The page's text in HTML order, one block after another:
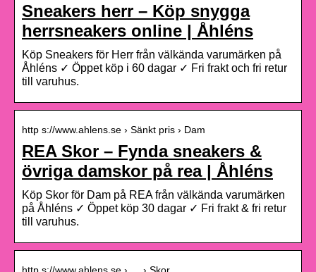
Sneakers herr – Köp snygga
herrsneakers online | Åhléns
Köp Sneakers för Herr från välkända varumärken på
Åhléns ✓ Öppet köp i 60 dagar ✓ Fri frakt och fri retur
till varuhus.
http s://www.ahlens.se › Sänkt pris › Dam
REA Skor – Fynda sneakers &
övriga damskor på rea | Åhléns
Köp Skor för Dam på REA från välkända varumärken
på Åhléns ✓ Öppet köp 30 dagar ✓ Fri frakt & fri retur
till varuhus.